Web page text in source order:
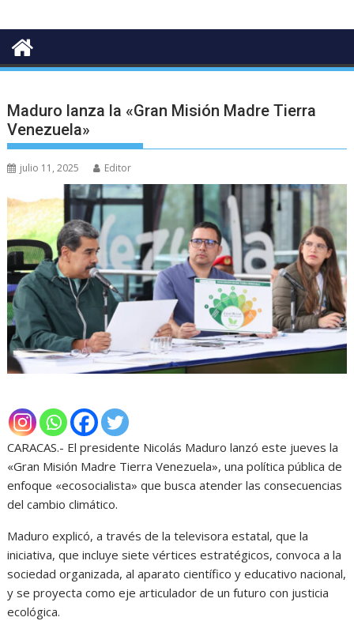
Maduro lanza la «Gran Misión Madre Tierra
Venezuela»
julio 11, 2025 Editor
CARACAS.- El presidente Nicolás Maduro lanzó este jueves la
«Gran Misión Madre Tierra Venezuela», una política pública de
enfoque «ecosocialista» que busca atender las consecuencias
del cambio climático.
Maduro explicó, a través de la televisora estatal, que la
iniciativa, que incluye siete vértices estratégicos, convoca a la
sociedad organizada, al aparato científico y educativo nacional,
y se proyecta como eje articulador de un futuro con justicia
ecológica.